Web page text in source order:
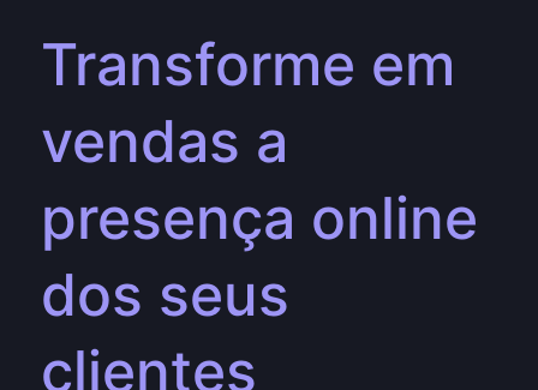
Transforme em
vendas a
presença online
dos seus
clientes